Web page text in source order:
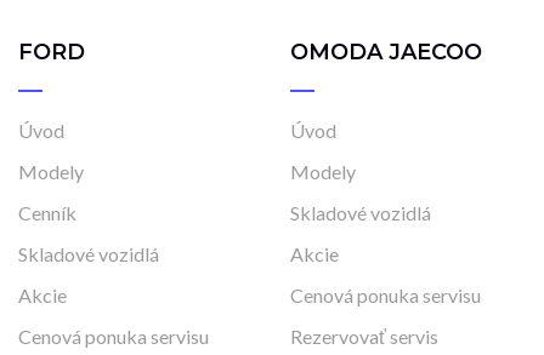
FORD
Úvod
Modely
Cenník
Skladové vozidlá
Akcie
Cenová ponuka servisu
OMODA JAECOO
Úvod
Modely
Skladové vozidlá
Akcie
Cenová ponuka servisu
Rezervovať servis